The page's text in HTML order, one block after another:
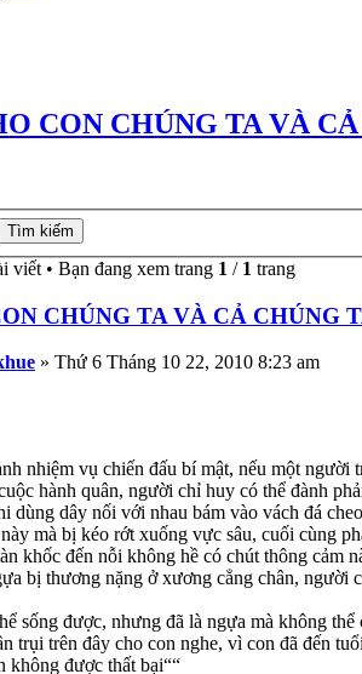
CON CHÚNG TA VÀ
viết • Bạn đang xem trang 1 / 1 trang
CHÚNG TA VÀ CẢ CHÚNG
» Thứ 6 Tháng 10 22, 2010 8:23 am
nhiệm vụ chiến đấu bí mật, nếu một
hành quân, người chỉ huy có thể đành
dùng dây nối với nhau bám vào vách đá
mà bị kéo rớt xuống vực sâu, cuối cùng
khốc đến nỗi không hề có chút thông cảm
bị thương nặng ở xương cẳng chân,
sống được, nhưng đã là ngựa mà không
trụi trên đây cho con nghe, vì con đã đến
không được thất bại““